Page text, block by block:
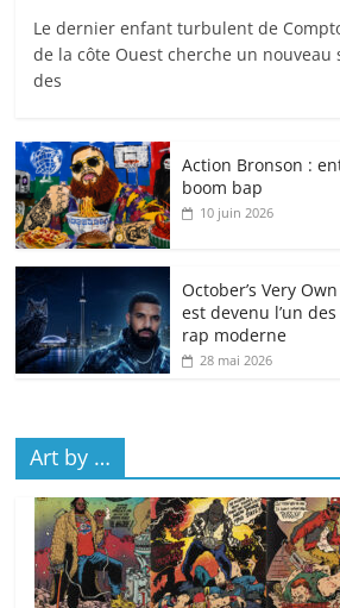
Le dernier enfant turbulent de
de la côte Ouest cherche un
des
Action Bronson :
boom bap
10 juin 2026
October’s Very
est devenu l’un
rap moderne
28 mai 2026
Art by …